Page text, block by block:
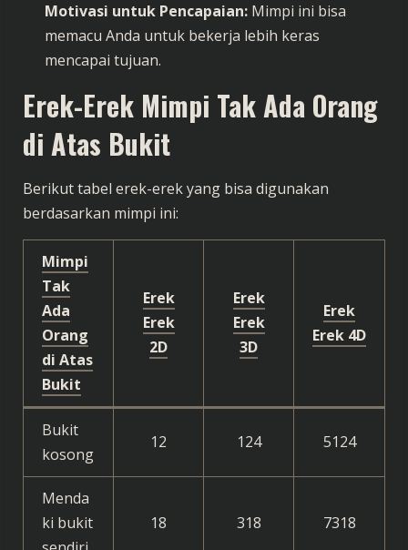
Motivasi untuk Pencapaian: Mimpi ini bisa
memacu Anda untuk bekerja lebih keras
mencapai tujuan.
Erek-Erek Mimpi Tak Ada Orang
di Atas Bukit
Berikut tabel erek-erek yang bisa digunakan
berdasarkan mimpi ini:
Mimpi
Tak
Ada
Orang
di Atas
Bukit
Erek
Erek
2D
Erek
Erek
3D
Erek
Erek 4D
Bukit
kosong
12 124 5124
Menda
ki bukit
18 318 7318